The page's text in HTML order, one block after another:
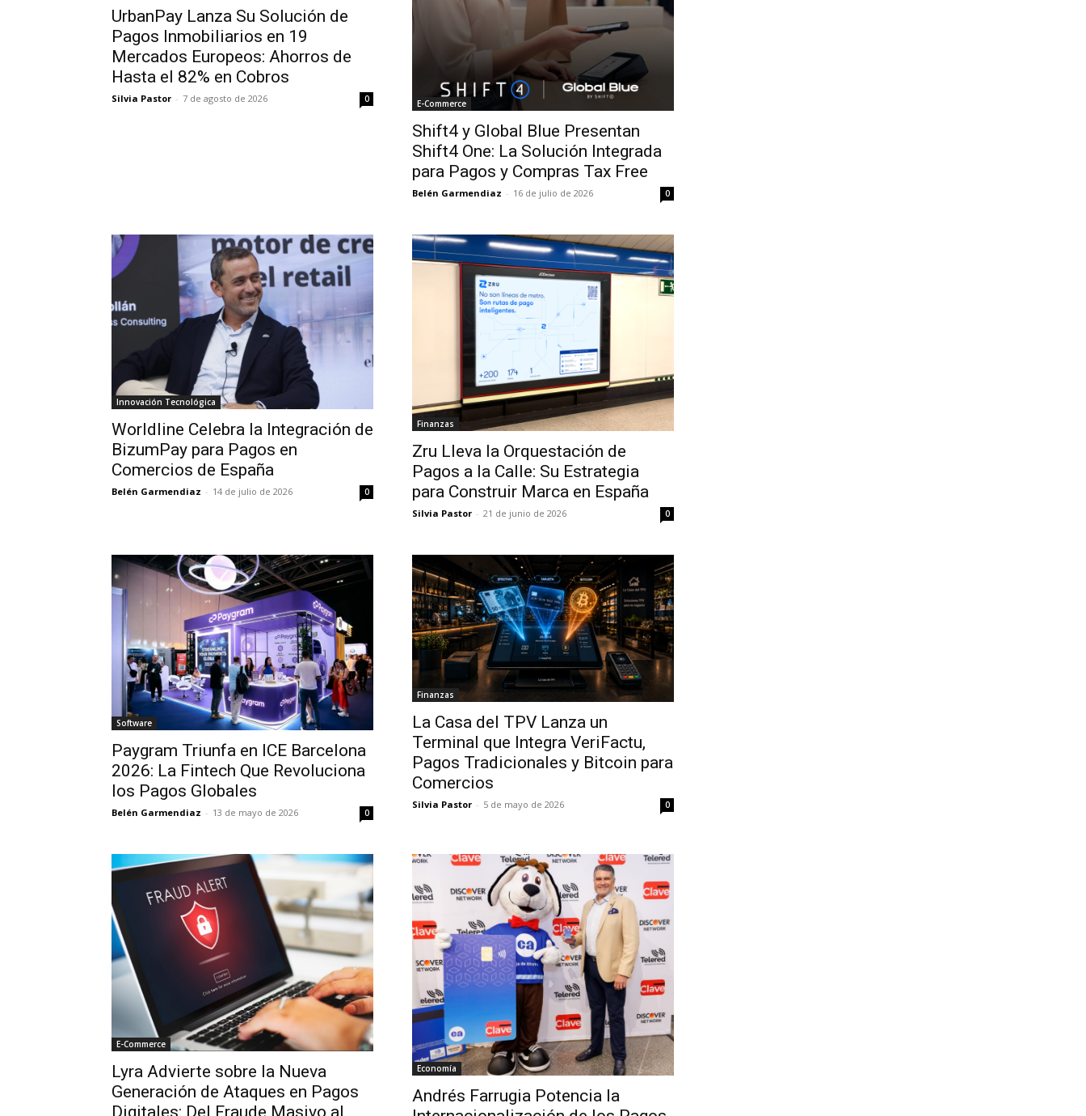
UrbanPay Lanza Su Solución de
Pagos Inmobiliarios en 19
Mercados Europeos: Ahorros de
Hasta el 82% en Cobros
Silvia Pastor - 7 de agosto de 2026 0 E-Commerce
Shift4 y Global Blue Presentan
Shift4 One: La Solución Integrada
para Pagos y Compras Tax Free
Belén Garmendiaz - 16 de julio de 2026 0
Innovación Tecnológica
Worldline Celebra la Integración de
BizumPay para Pagos en
Comercios de España
Belén Garmendiaz - 14 de julio de 2026 0
Finanzas
Zru Lleva la Orquestación de
Pagos a la Calle: Su Estrategia
para Construir Marca en España
Silvia Pastor - 21 de junio de 2026 0
Software
Paygram Triunfa en ICE Barcelona
2026: La Fintech Que Revoluciona
los Pagos Globales
Belén Garmendiaz - 13 de mayo de 2026 0
Finanzas
La Casa del TPV Lanza un
Terminal que Integra VeriFactu,
Pagos Tradicionales y Bitcoin para
Comercios
Silvia Pastor - 5 de mayo de 2026 0
E-Commerce
Lyra Advierte sobre la Nueva
Generación de Ataques en Pagos
Digitales: Del Fraude Masivo al
Economía
Andrés Farrugia Potencia la